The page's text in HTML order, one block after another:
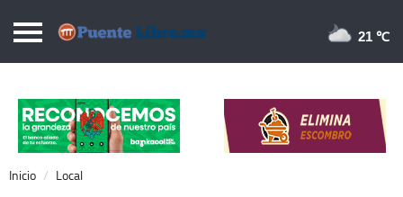
Puentelibre.mx
Local
Nacional
Opinión
21 ℃
Inicio Local